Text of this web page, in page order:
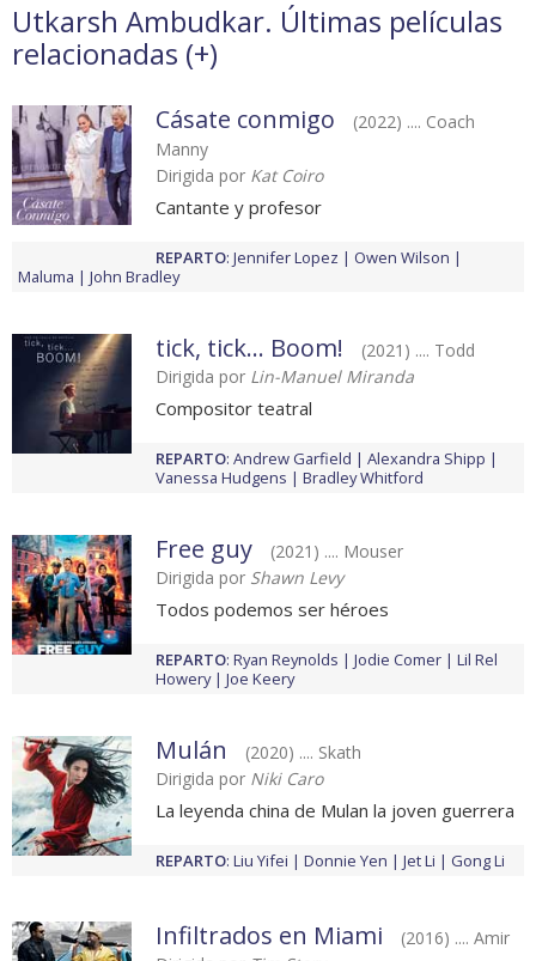
Utkarsh Ambudkar. Últimas películas
relacionadas (+)
Cásate conmigo
(2022) .... Coach
Manny
Dirigida por Kat Coiro
Cantante y profesor
REPARTO: Jennifer Lopez
Owen Wilson
Maluma
John Bradley
tick, tick... Boom!
(2021) .... Todd
Dirigida por Lin-Manuel Miranda
Compositor teatral
REPARTO: Andrew Garfield
Alexandra Shipp
Vanessa Hudgens
Bradley Whitford
Free guy
(2021) .... Mouser
Dirigida por Shawn Levy
Todos podemos ser héroes
REPARTO: Ryan Reynolds Jodie Comer
Lil Rel
Howery
Joe Keery
Mulán
(2020) .... Skath
Dirigida por Niki Caro
La leyenda china de Mulan la joven guerrera
REPARTO: Liu Yifei Donnie Yen Jet Li Gong Li
Infiltrados en Miami
(2016) .... Amir